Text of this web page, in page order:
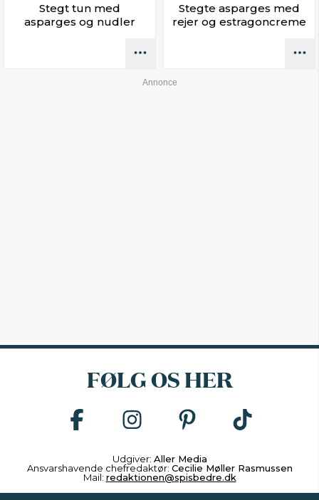
Stegt tun med
asparges og nudler
Stegte asparges med
rejer og estragoncreme
FØLG OS HER
Udgiver: Aller Media
Ansvarshavende chefredaktør: Cecilie Møller Rasmussen
Mail: redaktionen@spisbedre.dk